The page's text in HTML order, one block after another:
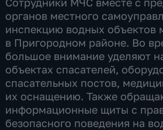
органов местного
инспекцию водных объектов
в Пригородном районе. Во
большое внимание уделяют
объектах спасателей,
спасательных постов,
их оснащению. Также
информационные щиты с
безопасного поведения на